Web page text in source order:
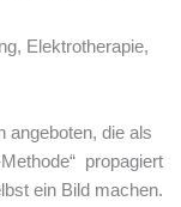
Elektrotherapie,
angeboten, die als
propagiert
ein Bild machen.